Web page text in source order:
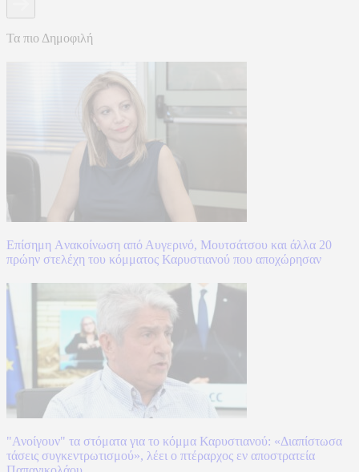
Τα πιο Δημοφιλή
Επίσημη Aνακοίνωση από Αυγερινό, Μουτσάτσου και άλλα 20
πρώην στελέχη του κόμματος Καρυστιανού που αποχώρησαν
"Ανοίγουν" τα στόματα για το κόμμα Καρυστιανού: «Διαπίστωσα
τάσεις συγκεντρωτισμού», λέει ο πτέραρχος εν αποστρατεία